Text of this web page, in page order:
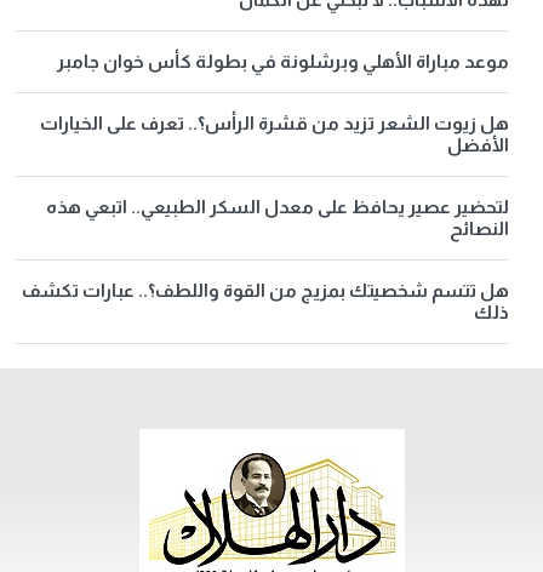
موعد مباراة الأهلي وبرشلونة في بطولة كأس خوان جامبر
هل زيوت الشعر تزيد من قشرة الرأس؟.. تعرف على الخيارات
الأفضل
لتحضير عصير يحافظ على معدل السكر الطبيعي.. اتبعي هذه
النصائح
هل تتسم شخصيتك بمزيج من القوة واللطف؟.. عبارات تكشف
ذلك